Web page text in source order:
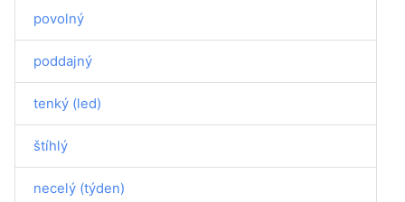
povolný
poddajný
tenký (led)
štíhlý
necelý (týden)